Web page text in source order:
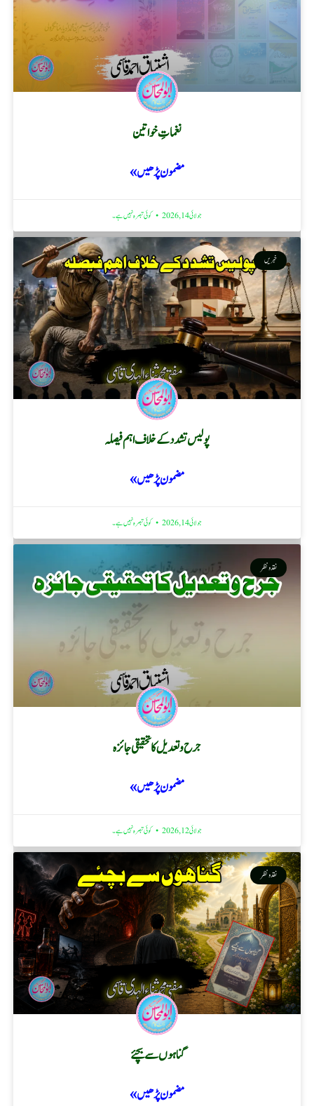
نغماتِ خواتین
مضمون پڑھیں »
جولائی 14, 2026 کوئی تبصرہ نہیں ہے۔
خبریں
پولیس تشدد کے خلاف اہم فیصلہ
مضمون پڑھیں »
جولائی 14, 2026 کوئی تبصرہ نہیں ہے۔
نقد ونظر
جرح و تعدیل کا تحقیقی جائزہ
مضمون پڑھیں »
جولائی 12, 2026 کوئی تبصرہ نہیں ہے۔
نقد ونظر
گناہوں سے بچئے
مضمون پڑھیں »